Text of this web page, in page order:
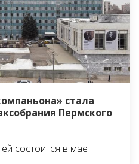
стала
Пермского
состоится в мае